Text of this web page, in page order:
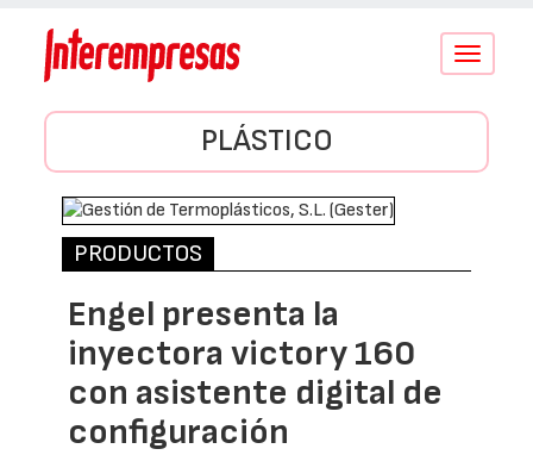
Conmutar
PLÁSTICO
PRODUCTOS
Engel presenta la
inyectora victory 160
con asistente digital de
configuración